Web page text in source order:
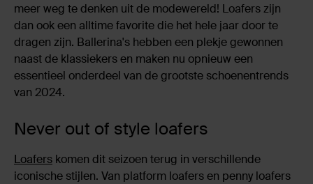
meer weg te denken uit de modewereld! Loafers zijn
dan ook een alltime favorite die het hele jaar door te
dragen zijn. Ballerina's hebben een plekje gewonnen
naast de klassiekers en maken nu opnieuw een
essentieel onderdeel van de grootste schoenentrends
van 2024.
Never out of style loafers
Loafers komen dit seizoen terug in verschillende
iconische stijlen. Van platform loafers en penny loafers